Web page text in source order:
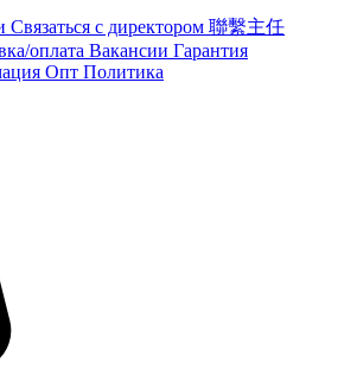
Связаться с директором 聯繫主任
оплата Вакансии Гарантия
Опт Политика